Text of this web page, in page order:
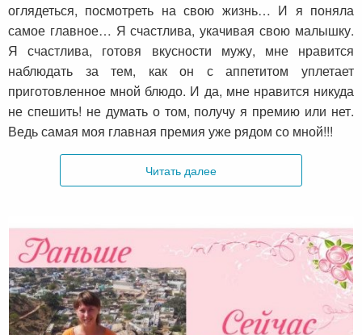
оглядеться, посмотреть на свою жизнь… И я поняла
самое главное… Я счастлива, укачивая свою малышку.
Я счастлива, готовя вкусности мужу, мне нравится
наблюдать за тем, как он с аппетитом уплетает
приготовленное мной блюдо. И да, мне нравится никуда
не спешить! не думать о том, получу я премию или нет.
Ведь самая моя главная премия уже рядом со мной!!!
Читать далее